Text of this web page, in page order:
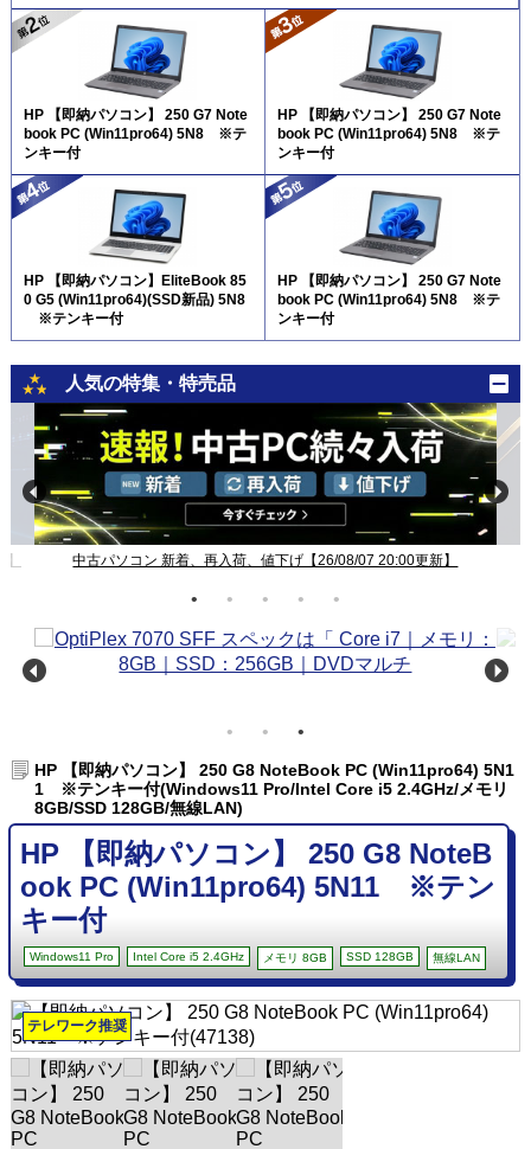
HP 【即納パソコン】 250 G7 Note
book PC (Win11pro64) 5N8 ※テ
ンキー付
HP 【即納パソコン】 250 G7 Note
book PC (Win11pro64) 5N8 ※テ
ンキー付
HP 【即納パソコン】EliteBook 85
0 G5 (Win11pro64)(SSD新品) 5N8
※テンキー付
HP 【即納パソコン】 250 G7 Note
book PC (Win11pro64) 5N8 ※テ
ンキー付
人気の特集・特売品
中古パソコン 新着、再入荷、値下げ【26/08/07 20:00更新】
HP 【即納パソコン】 250 G8 NoteBook PC (Win11pro64) 5N1
1 ※テンキー付(Windows11 Pro/Intel Core i5 2.4GHz/メモリ
8GB/SSD 128GB/無線LAN)
HP 【即納パソコン】 250 G8 NoteB
ook PC (Win11pro64) 5N11 ※テン
キー付
Windows11 Pro Intel Core i5 2.4GHz メモリ 8GB SSD 128GB 無線LAN
テレワーク推奨